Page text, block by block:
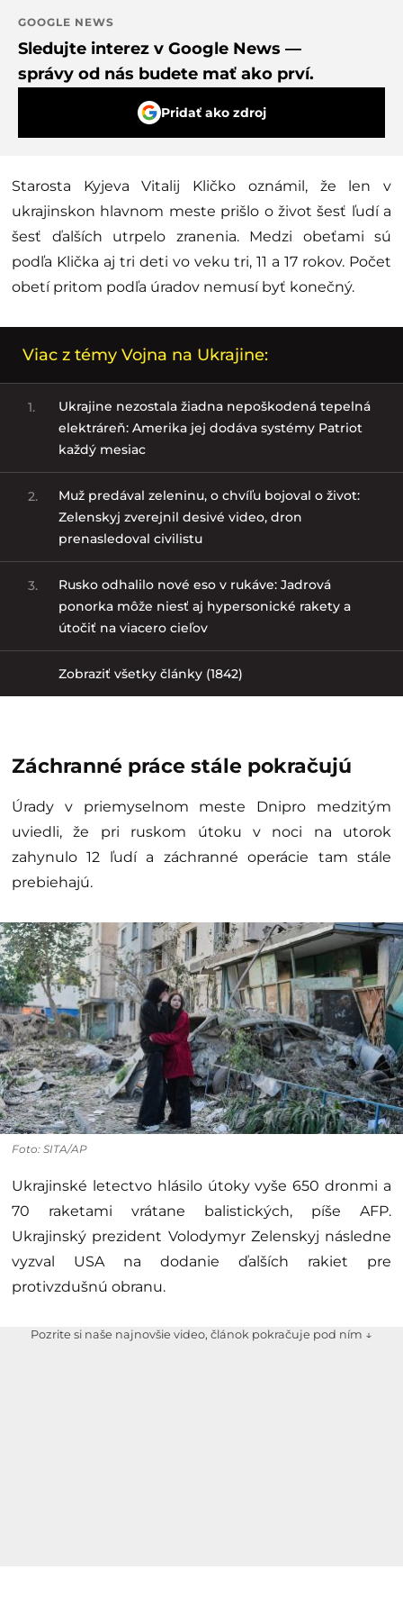
GOOGLE NEWS
Sledujte interez v Google News —
správy od nás budete mať ako prví.
Pridať ako zdroj
Starosta Kyjeva Vitalij Kličko oznámil, že len v
ukrajinskon hlavnom meste prišlo o život šesť ľudí a
šesť ďalších utrpelo zranenia. Medzi obeťami sú
podľa Klička aj tri deti vo veku tri, 11 a 17 rokov. Počet
obetí pritom podľa úradov nemusí byť konečný.
Viac z témy Vojna na Ukrajine:
1.
Ukrajine nezostala žiadna nepoškodená tepelná
elektráreň: Amerika jej dodáva systémy Patriot
každý mesiac
2.
Muž predával zeleninu, o chvíľu bojoval o život:
Zelenskyj zverejnil desivé video, dron
prenasledoval civilistu
3.
Rusko odhalilo nové eso v rukáve: Jadrová
ponorka môže niesť aj hypersonické rakety a
útočiť na viacero cieľov
Zobraziť všetky články (1842)
Záchranné práce stále pokračujú
Úrady v priemyselnom meste Dnipro medzitým
uviedli, že pri ruskom útoku v noci na utorok
zahynulo 12 ľudí a záchranné operácie tam stále
prebiehajú.
Foto: SITA/AP
Ukrajinské letectvo hlásilo útoky vyše 650 dronmi a
70 raketami vrátane balistických, píše AFP.
Ukrajinský prezident Volodymyr Zelenskyj následne
vyzval USA na dodanie ďalších rakiet pre
protivzdušnú obranu.
Pozrite si naše najnovšie video, článok pokračuje pod ním ↓